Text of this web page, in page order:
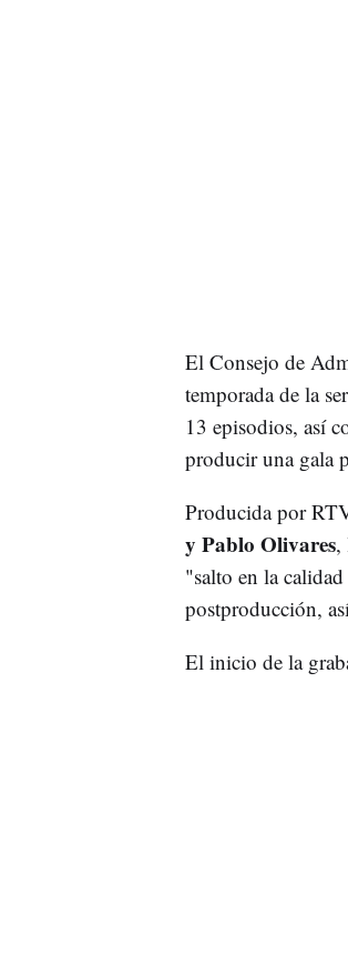
El Consejo de
temporada de la
13 episodios, así
producir una gala
Producida por
y Pablo Olivares,
"salto en la
postproducción,
El inicio de la